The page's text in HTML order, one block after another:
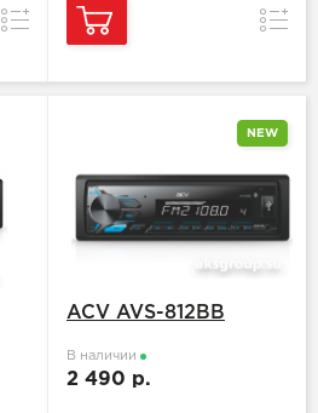
Сравнение
NEW
ACV AVS-812BB
В наличии
2 490 р.